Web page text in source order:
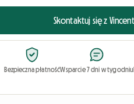
Skontaktuj się z Vincent
Bezpieczna płatnośćWsparcie 7 dni w tygodniu